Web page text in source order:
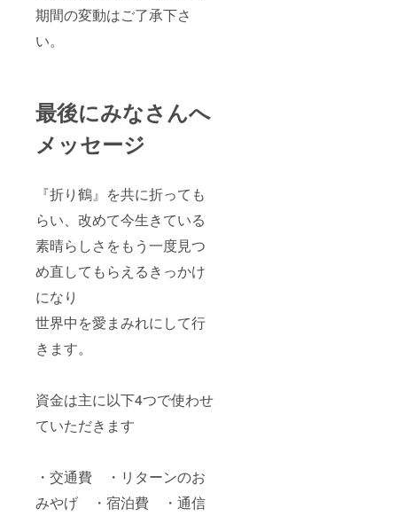
期間の変動はご了承下さ
い。
最後にみなさんへ
メッセージ
『折り鶴』を共に折っても
らい、改めて今生きている
素晴らしさをもう一度見つ
め直してもらえるきっかけ
になり
世界中を愛まみれにして行
きます。
資金は主に以下4つで使わせ
ていただきます
・交通費 ・リターンのお
みやげ ・宿泊費 ・通信